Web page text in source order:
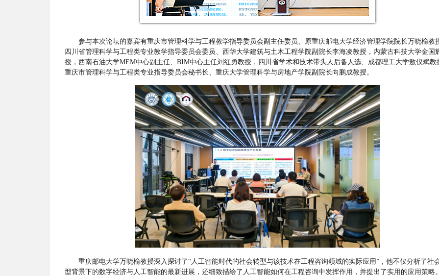
参与本次论坛的嘉宾有重庆市管理科学与工程教学指导委员会副主任委员、原重庆邮电大学经济管理学院院长万晓榆教
四川省管理科学与工程类专业教学指导委员会委员、西华大学建筑与土木工程学院副院长李海凌教授，内蒙古科技大学金国
授，西南石油大学MEM中心副主任、BIM中心主任刘红勇教授，四川省学术和技术带头人后备人选、成都理工大学敖仪斌教
重庆市管理科学与工程类专业指导委员会秘书长、重庆大学管理科学与房地产学院副院长向鹏成教授。
重庆邮电大学万晓榆教授深入探讨了“人工智能时代的社会转型与该技术在工程咨询领域的实际应用”，他不仅分析了社
型背景下的数字经济与人工智能的最新进展，还细致描绘了人工智能如何在工程咨询中发挥作用，并提出了实用的应用策略。